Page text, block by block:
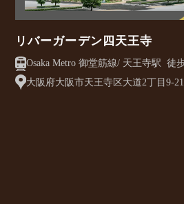
リバーガーデン四天王寺
Osaka Metro 御堂筋線/ 天王寺駅 徒歩10
分
大阪府大阪市天王寺区大道2丁目9-21